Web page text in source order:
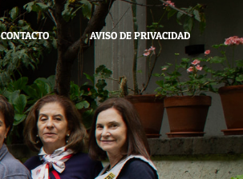
CONTACTO AVISO DE PRIVACIDAD